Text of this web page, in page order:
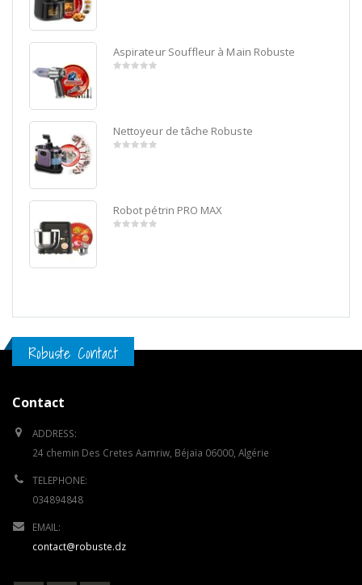
Aspirateur Souffleur à Main Robuste
Nettoyeur de tâche Robuste
Robot pétrin PRO MAX
Robuste Contact
Contact
ADDRESS:
24 chemin Des Cretes Aamriw, Béjaïa 06000, Algérie
TELEPHONE:
034894848
EMAIL:
contact@robuste.dz